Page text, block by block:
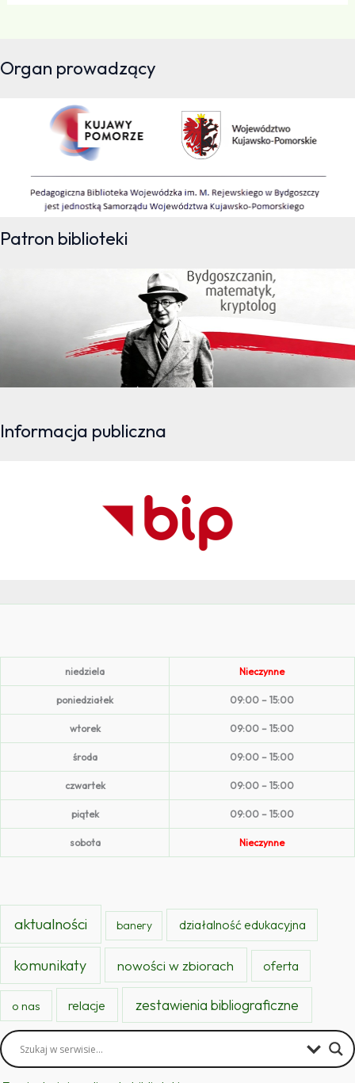
Organ prowadzący
Patron biblioteki
Informacja publiczna
niedziela Nieczynne
poniedziałek 09:00 – 15:00
wtorek 09:00 – 15:00
środa 09:00 – 15:00
czwartek 09:00 – 15:00
piątek 09:00 – 15:00
sobota Nieczynne
aktualności banery działalność edukacyjna
komunikaty nowości w zbiorach oferta
o nas relacje zestawienia bibliograficzne